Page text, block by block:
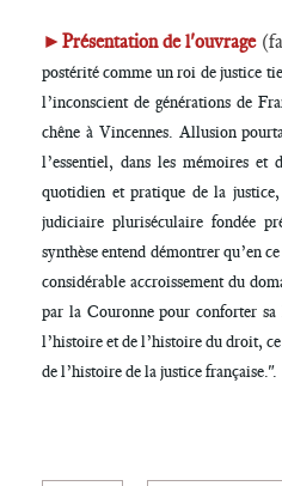
► Présentation de l'ouvrage
postérité comme un roi de justice
l’inconscient de générations de
chêne à Vincennes. Allusion
l’essentiel, dans les mémoires et
quotidien et pratique de la
judiciaire pluriséculaire fondée
synthèse entend démontrer qu’en
considérable accroissement du
par la Couronne pour conforter
l’histoire et de l’histoire du droit,
de l’histoire de la justice française.".